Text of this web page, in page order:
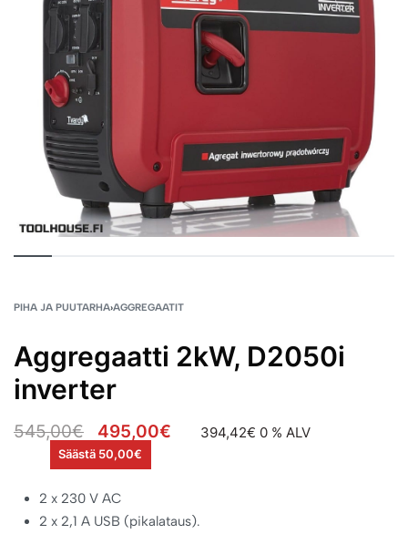
PIHA JA PUUTARHA›AGGREGAATIT
Aggregaatti 2kW, D2050i
inverter
545,00€ 495,00€ 394,42€ 0 % ALV
Säästä 50,00€
2 x 230 V AC
2 x 2,1 A USB (pikalataus).